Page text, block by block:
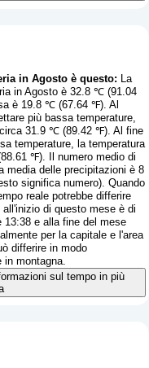
in Agosto è questo: La
in Agosto è 32.8 ℃ (91.04
è 19.8 ℃ (67.64 ℉). Al
più bassa temperature,
31.9 ℃ (89.42 ℉). Al fine
temperature, la temperatura
℉). Il numero medio di
media delle precipitazioni è 8
significa numero). Quando
reale potrebbe differire
di questo mese è di
13:38 e alla fine del mese
per la capitale e l'area
differire in modo
in montagna.
sul tempo in più